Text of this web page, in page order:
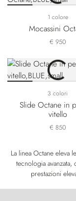
1 colore
Mocassini
€ 950
3 colori
Slide Octane in
vitello
€ 850
La linea Octane eleva
tecnologia
prestazioni